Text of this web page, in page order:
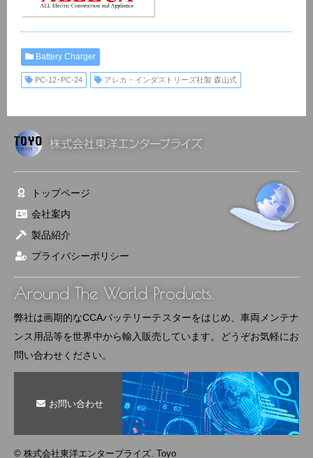
Battery Charger
PC-12･PC-24 アレカ・インダストリーズ社製 森山式
トップページ
会社案内
製品紹介
プライバシーポリシー
Around The World Products.
弊社は画期的なCCAバッテリーテスターをはじめ、車両メンテナ
ンス用品等を世界中から輸入販売しています。どうぞお気軽にお
問い合わせください。
お問い合わせ
© 株式会社東洋エンタープライズ. Toyo